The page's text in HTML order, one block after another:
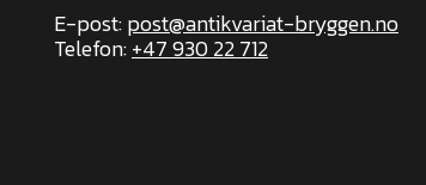
E-post:post@antikvariat-bryggen.no
Telefon:+47 930 22 712